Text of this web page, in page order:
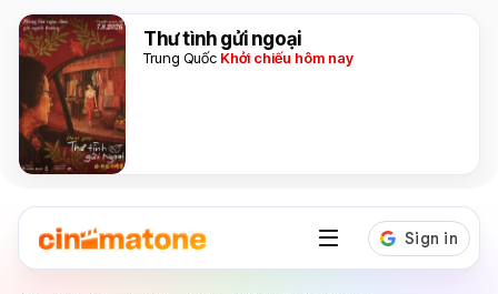
Thư tình gửi ngoại
Trung Quốc Khởi chiếu hôm nay